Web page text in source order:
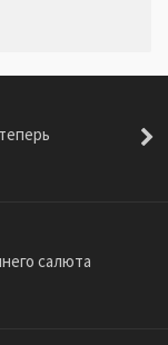
салюта